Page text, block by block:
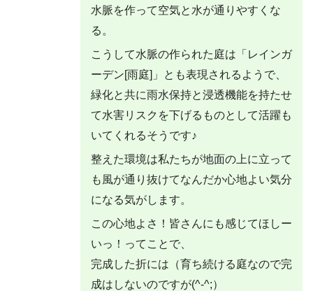
水脈を作って空気と水が通りやすくな
る。
こうして水脈の作られた庭は「レインガ
ーデン[雨庭]」とも表現されるようで、
緑化と共に雨水保持と浸透機能を持たせ
て水害リスクを下げるものとして活躍も
いてくれるそうです♪
整えた環境は私たちが地面の上に立って
も風が通り抜けてなんだか心地よい気分
になる気がします。
この心地よさ！皆さんにも感じてほしー
いっ！ってことで、
完成した折には（育ち続ける庭なので完
成はしないのですが(^-^;）